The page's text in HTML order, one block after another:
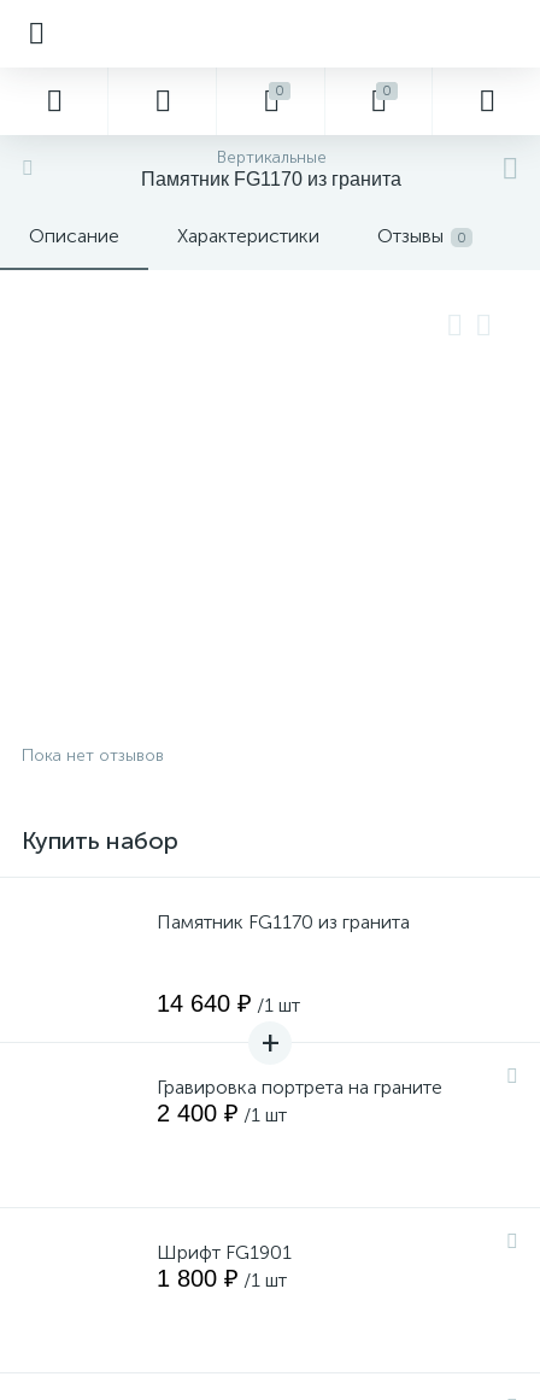
0 0
Вертикальные
Памятник FG1170 из гранита
Описание Характеристики Отзывы 0
Пока нет отзывов
Купить набор
Памятник FG1170 из гранита
14 640 ₽ /1 шт
Гравировка портрета на граните
2 400 ₽ /1 шт
Шрифт FG1901
1 800 ₽ /1 шт